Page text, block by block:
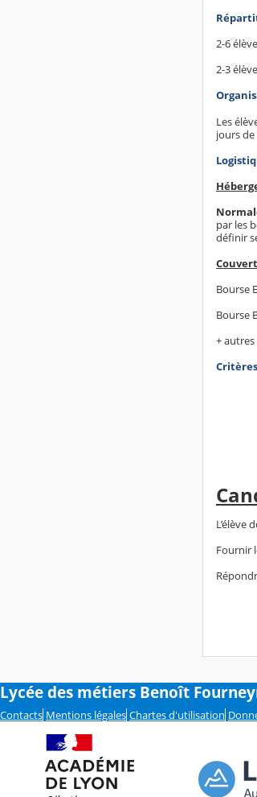
2-6
2-3
Les
jours de
par les
définir
Bourse
Bourse
+ autres
L’élève
Fournir
Lycée des métiers Benoît
Contacts Mentions légales Chartes d'utilisation